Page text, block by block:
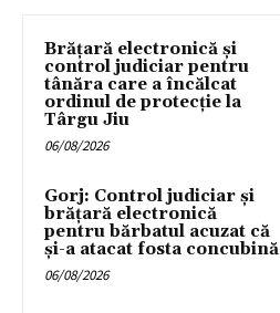
Brățară electronică și
control judiciar pentru
tânăra care a încălcat
ordinul de protecție la
Târgu Jiu
06/08/2026
Gorj: Control judiciar și
brățară electronică
pentru bărbatul acuzat că
și-a atacat fosta concubină
06/08/2026